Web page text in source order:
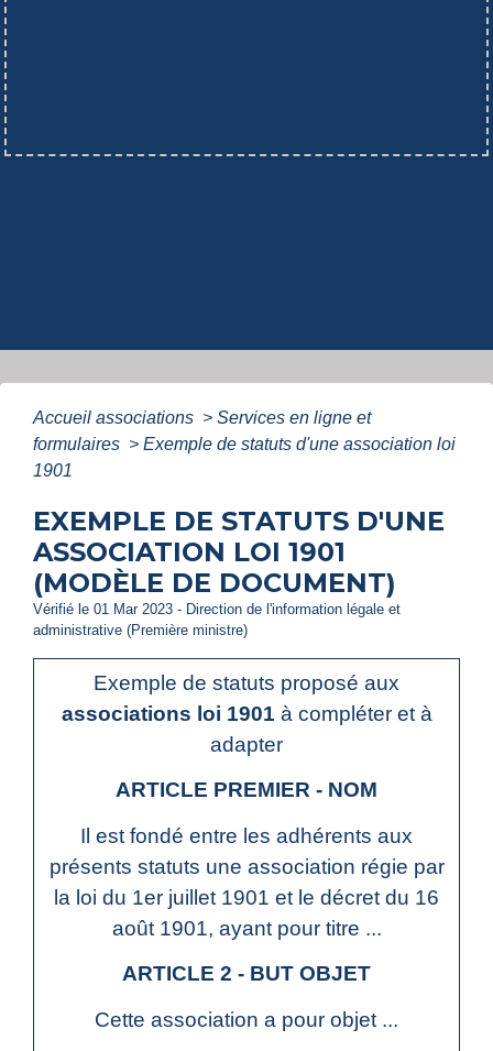
Accueil associations > Services en ligne et
formulaires > Exemple de statuts d'une association loi
1901
EXEMPLE DE STATUTS D'UNE
ASSOCIATION LOI 1901
(MODÈLE DE DOCUMENT)
Vérifié le 01 Mar 2023 - Direction de l'information légale et
administrative (Première ministre)
Exemple de statuts proposé aux
associations loi 1901 à compléter et à
adapter
ARTICLE PREMIER - NOM
Il est fondé entre les adhérents aux
présents statuts une association régie par
la loi du 1er juillet 1901 et le décret du 16
août 1901, ayant pour titre ...
ARTICLE 2 - BUT OBJET
Cette association a pour objet ...